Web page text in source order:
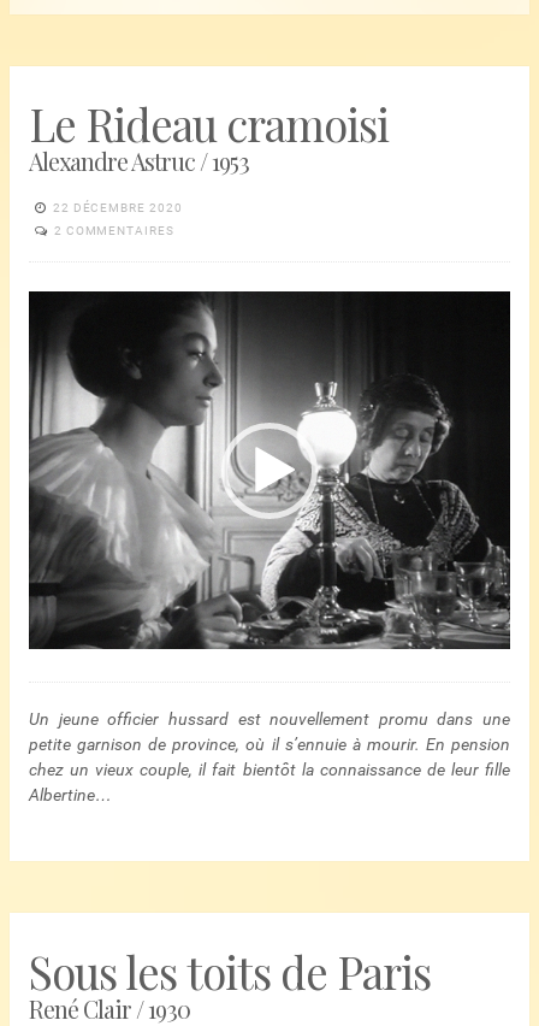
Le Rideau cramoisi
Alexandre Astruc / 1953
22 DÉCEMBRE 2020
2 COMMENTAIRES
Un jeune officier hussard est nouvellement promu dans une
petite garnison de province, où il s’ennuie à mourir. En pension
chez un vieux couple, il fait bientôt la connaissance de leur fille
Albertine…
Sous les toits de Paris
René Clair / 1930